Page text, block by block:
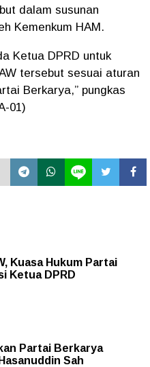
dalam susunan
Kemenkum HAM.
Ketua DPRD untuk
tersebut sesuai aturan
Berkarya,” pungkas
01)
Kuasa Hukum Partai
Ketua DPRD
Partai Berkarya
Sah